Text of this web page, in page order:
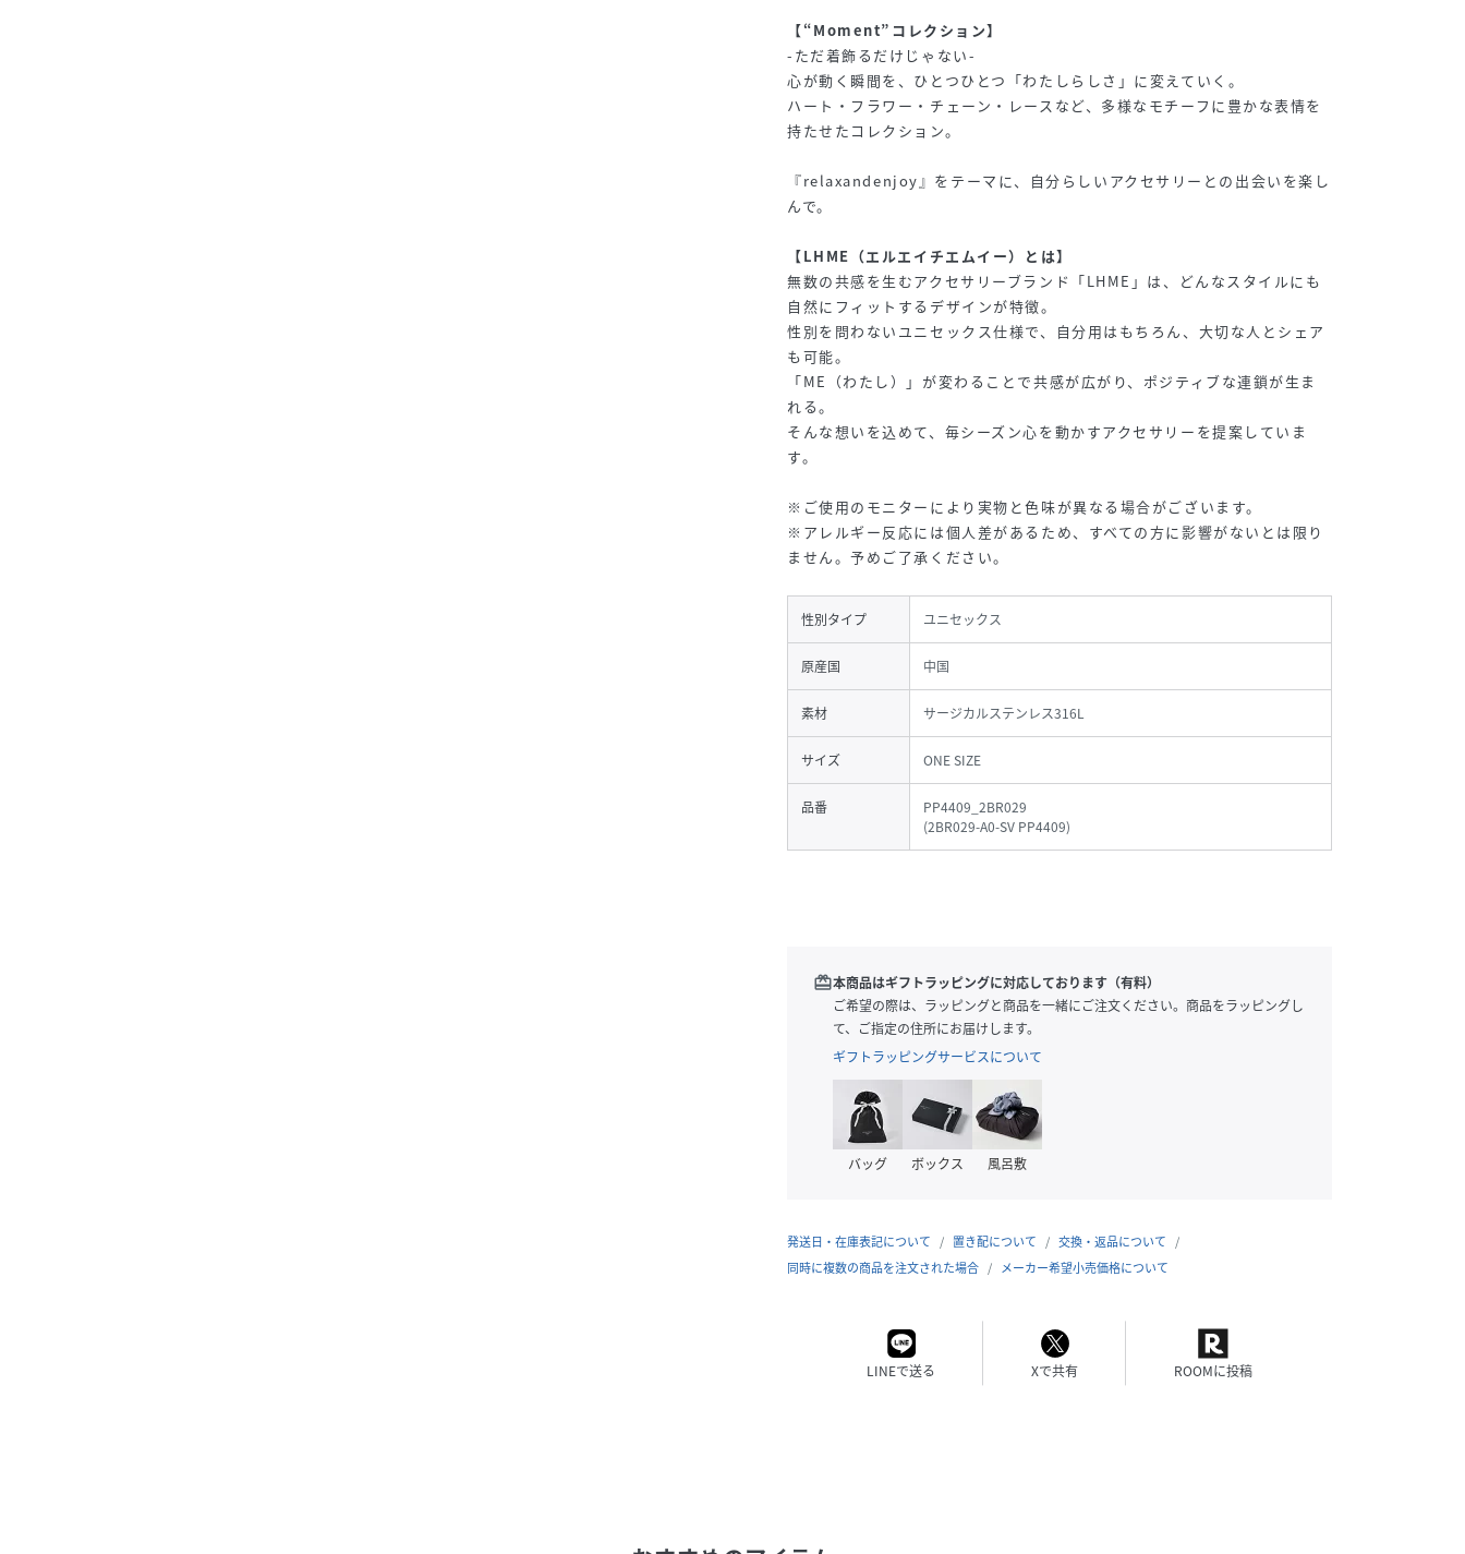
【“Moment”コレクション】
-ただ着飾るだけじゃない-
心が動く瞬間を、ひとつひとつ「わたしらしさ」に変えていく。
ハート・フラワー・チェーン・レースなど、多様なモチーフに豊かな表情を
持たせたコレクション。
『relaxandenjoy』をテーマに、自分らしいアクセサリーとの出会いを楽し
んで。
【LHME（エルエイチエムイー）とは】
無数の共感を生むアクセサリーブランド「LHME」は、どんなスタイルにも
自然にフィットするデザインが特徴。
性別を問わないユニセックス仕様で、自分用はもちろん、大切な人とシェア
も可能。
「ME（わたし）」が変わることで共感が広がり、ポジティブな連鎖が生ま
れる。
そんな想いを込めて、毎シーズン心を動かすアクセサリーを提案していま
す。
※ご使用のモニターにより実物と色味が異なる場合がございます。
※アレルギー反応には個人差があるため、すべての方に影響がないとは限り
ません。予めご了承ください。
性別タイプ ユニセックス
原産国 中国
素材 サージカルステンレス316L
サイズ ONE SIZE
品番
PP4409_2BR029
(2BR029-A0-SV PP4409)
redeem本商品はギフトラッピングに対応しております（有料）
ご希望の際は、ラッピングと商品を一緒にご注文ください。商品をラッピングし
て、ご指定の住所にお届けします。
ギフトラッピングサービスについて
バッグ ボックス 風呂敷
発送日・在庫表記について 置き配について
交換・返品について
同時に複数の商品を注文された場合
メーカー希望小売価格について
LINEで送る Xで共有 ROOMに投稿